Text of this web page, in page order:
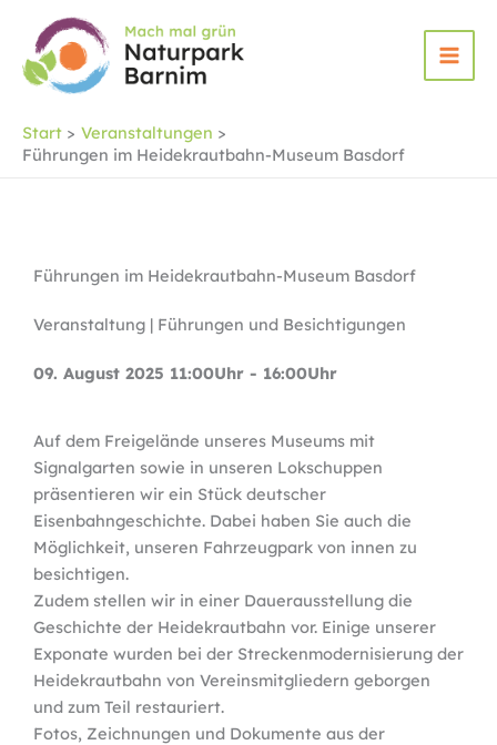
Inhalt
springen
Start
Veranstaltungen
Führungen im Heidekrautbahn-Museum Basdorf
Führungen im Heidekrautbahn-Museum Basdorf
Veranstaltung | Führungen und Besichtigungen
09. August 2025 11:00Uhr - 16:00Uhr
Auf dem Freigelände unseres Museums mit
Signalgarten sowie in unseren Lokschuppen
präsentieren wir ein Stück deutscher
Eisenbahngeschichte. Dabei haben Sie auch die
Möglichkeit, unseren Fahrzeugpark von innen zu
besichtigen.
Zudem stellen wir in einer Dauerausstellung die
Geschichte der Heidekrautbahn vor. Einige unserer
Exponate wurden bei der Streckenmodernisierung der
Heidekrautbahn von Vereinsmitgliedern geborgen
und zum Teil restauriert.
Fotos, Zeichnungen und Dokumente aus der